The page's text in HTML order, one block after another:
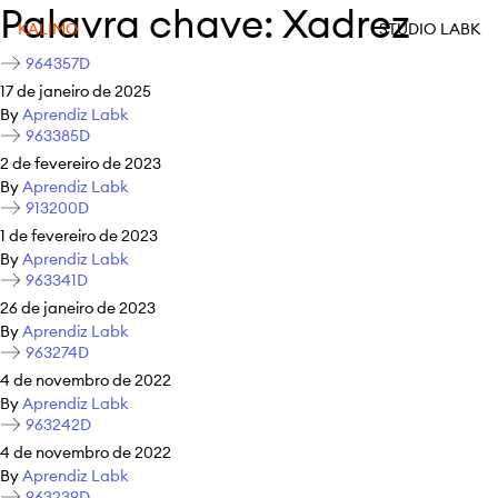
KALIMO STUDIO LABK
Palavra chave: Xadrez
964357D
17 de janeiro de 2025
ByAprendiz Labk
963385D
2 de fevereiro de 2023
ByAprendiz Labk
913200D
1 de fevereiro de 2023
ByAprendiz Labk
963341D
26 de janeiro de 2023
ByAprendiz Labk
963274D
4 de novembro de 2022
ByAprendiz Labk
963242D
4 de novembro de 2022
ByAprendiz Labk